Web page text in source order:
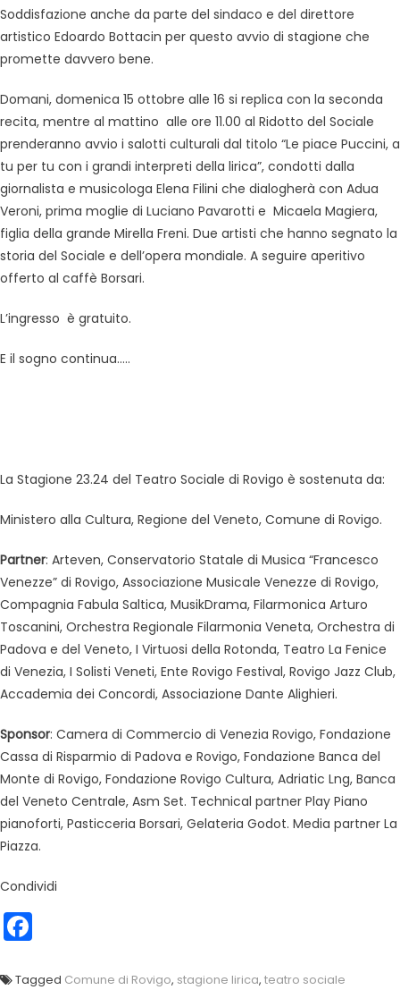
Soddisfazione anche da parte del sindaco e del direttore
artistico Edoardo Bottacin per questo avvio di stagione che
promette davvero bene.
Domani, domenica 15 ottobre alle 16 si replica con la seconda
recita, mentre al mattino alle ore 11.00 al Ridotto del Sociale
prenderanno avvio i salotti culturali dal titolo “Le piace Puccini, a
tu per tu con i grandi interpreti della lirica”, condotti dalla
giornalista e musicologa Elena Filini che dialogherà con Adua
Veroni, prima moglie di Luciano Pavarotti e Micaela Magiera,
figlia della grande Mirella Freni. Due artisti che hanno segnato la
storia del Sociale e dell’opera mondiale. A seguire aperitivo
offerto al caffè Borsari.
L’ingresso è gratuito.
E il sogno continua…..
La Stagione 23.24 del Teatro Sociale di Rovigo è sostenuta da:
Ministero alla Cultura, Regione del Veneto, Comune di Rovigo.
Partner: Arteven, Conservatorio Statale di Musica “Francesco
Venezze” di Rovigo, Associazione Musicale Venezze di Rovigo,
Compagnia Fabula Saltica, MusikDrama, Filarmonica Arturo
Toscanini, Orchestra Regionale Filarmonia Veneta, Orchestra di
Padova e del Veneto, I Virtuosi della Rotonda, Teatro La Fenice
di Venezia, I Solisti Veneti, Ente Rovigo Festival, Rovigo Jazz Club,
Accademia dei Concordi, Associazione Dante Alighieri.
Sponsor: Camera di Commercio di Venezia Rovigo, Fondazione
Cassa di Risparmio di Padova e Rovigo, Fondazione Banca del
Monte di Rovigo, Fondazione Rovigo Cultura, Adriatic Lng, Banca
del Veneto Centrale, Asm Set. Technical partner Play Piano
pianoforti, Pasticceria Borsari, Gelateria Godot. Media partner La
Piazza.
Condividi
Tagged Comune di Rovigo, stagione lirica, teatro sociale